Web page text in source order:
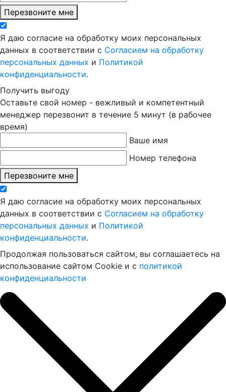
Перезвоните мне
Я даю согласие на обработку моих персональных
данных в соответствии с Согласием на обработку
персональных данных и Политикой
конфиденциальности.
Получить выгоду
Оставьте свой номер - вежливый и компетентный
менеджер перезвонит в течение 5 минут (в рабочее
время)
Ваше имя
Номер телефона
Перезвоните мне
Я даю согласие на обработку моих персональных
данных в соответствии с Согласием на обработку
персональных данных и Политикой
конфиденциальности.
Продолжая пользоваться сайтом, вы соглашаетесь на
использование сайтом Cookie и с политикой
конфиденциальности